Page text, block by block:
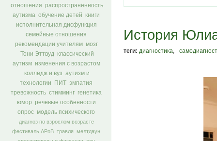
отношения
распространённость
аутизма обучение детей
книги
исполнительная дисфункция
семейные отношения
рекомендации учителям
мозг
Тони Эттвуд
классический
аутизм
изменения с возрастом
колледж и вуз аутизм и
технологии
ПИТ
эмпатия
тревожность стимминг генетика
юмор
речевые особенности
опрос модель психического
диагноз по взрослом возрасте
фестиваль АРоВ травля мелтдаун
История
теги: диагностика,